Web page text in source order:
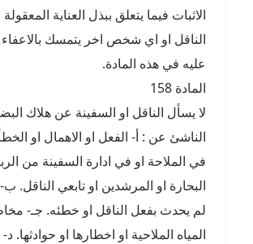
الاثبات فيما يتعلق ببذل العناية
الناقل او اي شخص اخر يتمسك
عليه في هذه المادة.
المادة 158
لا يسأل الناقل او السفينة عن هلاك
الناشئ عن : أ- الفعل او الاهمال او
في الملاحة او في ادارة السفينة من
البحارة او المرشدين او تابعي الناقل.
لم يحدث بفعل الناقل او خطئه. جـ-
المياه الملاحية او اخطارها او حوادثها. د-